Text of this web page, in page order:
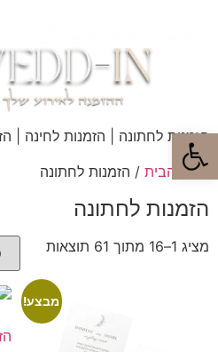
פתח סרגל נגישות
הזמנות לחתונה | הזמנות לחינה |
עמוד הבית / הזמנות לחתונה
הזמנות לחתונה
מציג 1–16 מתוך 61 תוצאות
מבצע!